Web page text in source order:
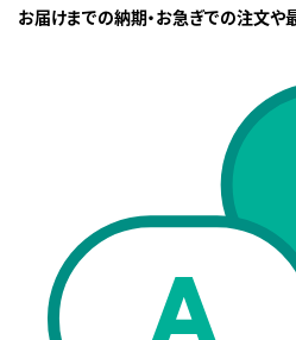
お届けまでの納期・お急ぎでの注文